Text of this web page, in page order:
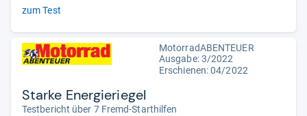
zum Test
MotorradABENTEUER
Ausgabe: 3/2022
Erschienen: 04/2022
Starke Energieriegel
Testbericht über 7 Fremd-Starthilfen